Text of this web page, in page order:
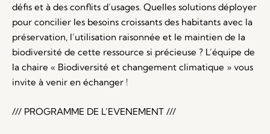
défis et à des conflits d’usages. Quelles solutions déployer
pour concilier les besoins croissants des habitants avec la
préservation, l’utilisation raisonnée et le maintien de la
biodiversité de cette ressource si précieuse ? L’équipe de
la chaire « Biodiversité et changement climatique » vous
invite à venir en échanger !
/// PROGRAMME DE L’EVENEMENT ///